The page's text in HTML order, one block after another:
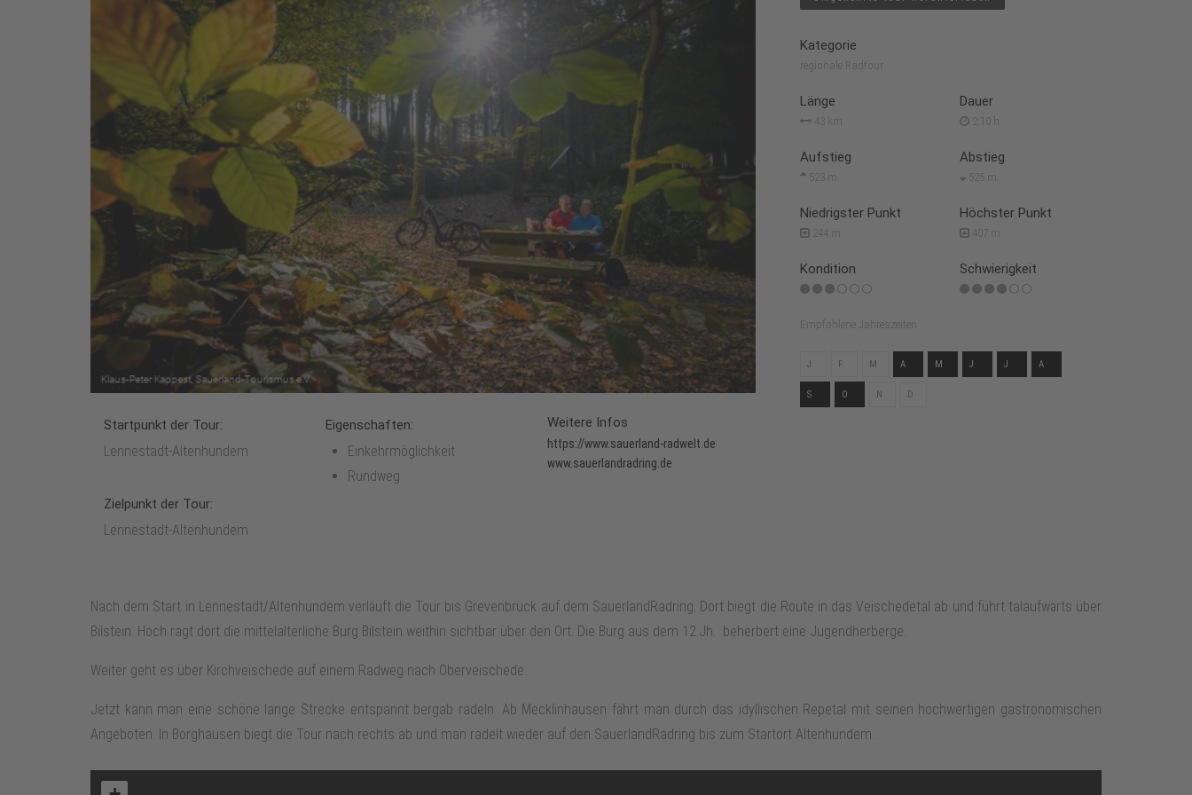
Startpunkt der Tour:
Lennestadt-Altenhundem
Zielpunkt der Tour:
Lennestadt-Altenhundem
Eigenschaften:
Einkehrmöglichkeit
Rundweg
Weitere Infos
https://www.sauerland-radwelt.de
www.sauerlandradring.de
Kategorie
regionale Radtour
Länge
43 km
Dauer
2:10 h
Aufstieg
523 m
Abstieg
525 m
Niedrigster Punkt
244 m
Höchster Punkt
407 m
Kondition Schwierigkeit
Empfohlene Jahreszeiten
J F M A M J J A
S O N D
Nach dem Start in Lennestadt/Altenhundem verläuft die Tour bis Grevenbrück auf dem SauerlandRadring. Dort biegt die Route in das Veischedetal ab und führt talaufwärts über
Bilstein. Hoch ragt dort die mittelalterliche Burg Bilstein weithin sichtbar über den Ort. Die Burg aus dem 12.Jh. beherbert eine Jugendherberge.
Weiter geht es über Kirchveischede auf einem Radweg nach Oberveischede.
Jetzt kann man eine schöne lange Strecke entspannt bergab radeln. Ab Mecklinhausen fährt man durch das idyllischen Repetal mit seinen hochwertigen gastronomischen
Angeboten. In Borghausen biegt die Tour nach rechts ab und man radelt wieder auf den SauerlandRadring bis zum Startort Altenhundem.